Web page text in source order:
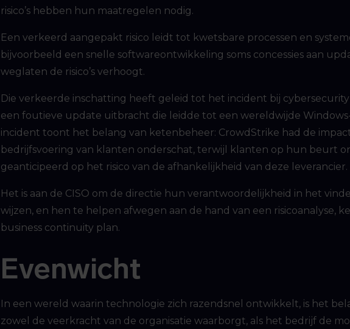
risico’s hebben hun maatregelen nodig.
Een verkeerd aangepakt risico leidt tot kwetsbare processen en
bijvoorbeeld een snelle softwareontwikkeling soms concessies aan
weglaten de risico’s verhoogt.
Die verkeerde inschatting heeft geleid tot het incident bij
een foutieve update uitbracht die leidde tot een wereldwijde
incident toont het belang van ketenbeheer: CrowdStrike had de
bedrijfsvoering van klanten onderschat, terwijl klanten op hun beurt
geanticipeerd op het risico van de afhankelijkheid van deze leverancier.
Het is aan de CISO om de directie hun verantwoordelijkheid in het
wijzen, en hen te helpen afwegen aan de hand van een risicoanalyse,
business continuity plan.
Evenwicht
In een wereld waarin technologie zich razendsnel ontwikkelt, is het
zowel de veerkracht van de organisatie waarborgt, als het bedrijf de